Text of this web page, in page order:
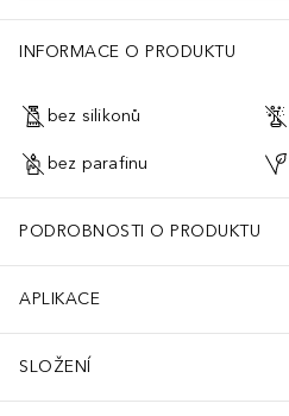
INFORMACE O PRODUKTU
bez silikonů
bez parafinu
PODROBNOSTI O PRODUKTU
APLIKACE
SLOŽENÍ